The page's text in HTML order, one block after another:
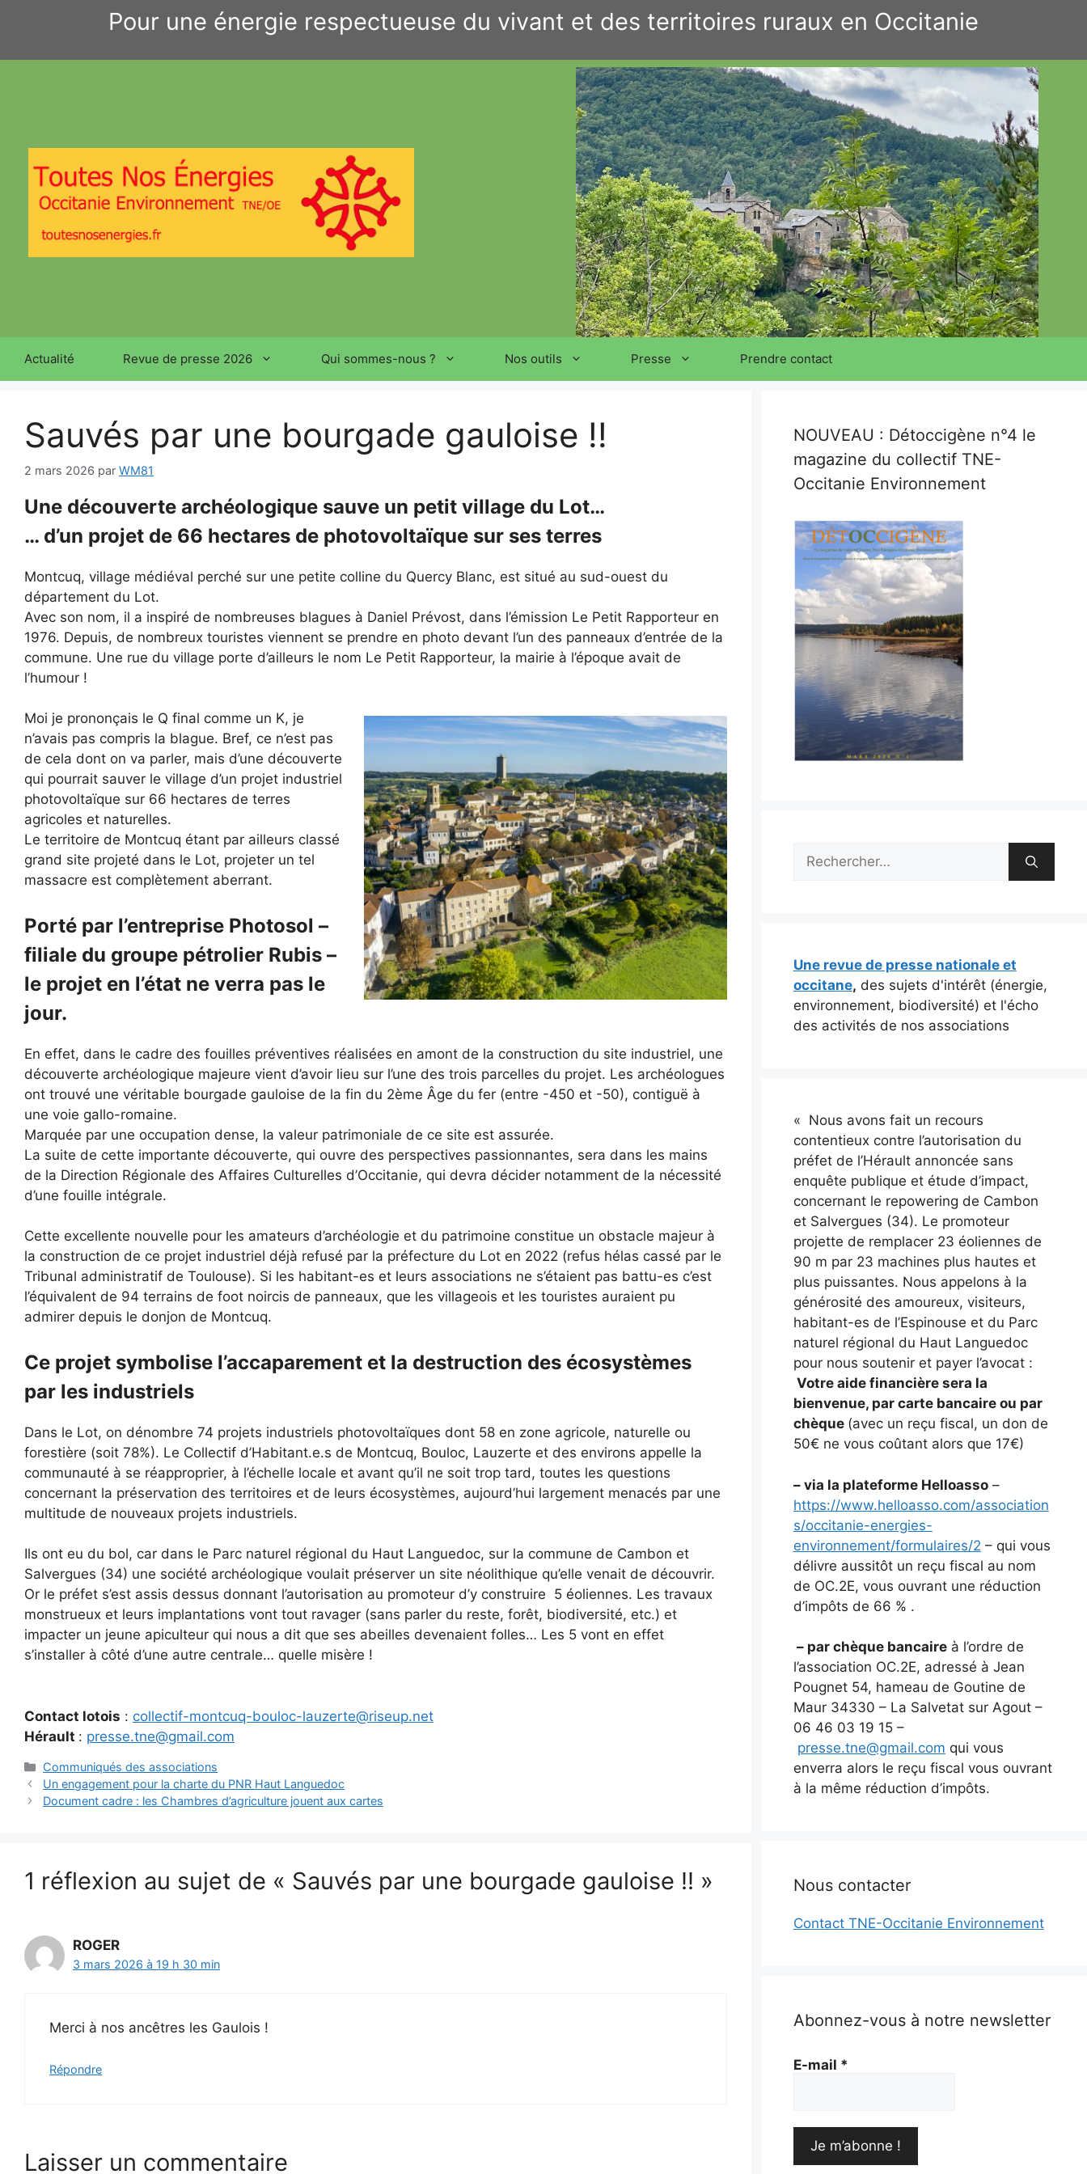
Pour une énergie respectueuse du vivant et des territoires ruraux en Occitanie
Actualité Revue de presse 2026 Qui sommes-nous ? Nos outils Presse Prendre contact
Sauvés par une bourgade gauloise !!
2 mars 2026 par WM81
Une découverte archéologique sauve un petit village du Lot…
… d’un projet de 66 hectares de photovoltaïque sur ses terres
Montcuq, village médiéval perché sur une petite colline du Quercy Blanc, est situé au sud-ouest du
département du Lot.
Avec son nom, il a inspiré de nombreuses blagues à Daniel Prévost, dans l’émission Le Petit Rapporteur en
1976. Depuis, de nombreux touristes viennent se prendre en photo devant l’un des panneaux d’entrée de la
commune. Une rue du village porte d’ailleurs le nom Le Petit Rapporteur, la mairie à l’époque avait de
l’humour !
Moi je prononçais le Q final comme un K, je
n’avais pas compris la blague. Bref, ce n’est pas
de cela dont on va parler, mais d’une découverte
qui pourrait sauver le village d’un projet industriel
photovoltaïque sur 66 hectares de terres
agricoles et naturelles.
Le territoire de Montcuq étant par ailleurs classé
grand site projeté dans le Lot, projeter un tel
massacre est complètement aberrant.
Porté par l’entreprise Photosol –
filiale du groupe pétrolier Rubis –
le projet en l’état ne verra pas le
jour.
En effet, dans le cadre des fouilles préventives réalisées en amont de la construction du site industriel, une
découverte archéologique majeure vient d’avoir lieu sur l’une des trois parcelles du projet. Les archéologues
ont trouvé une véritable bourgade gauloise de la fin du 2ème Âge du fer (entre -450 et -50), contiguë à
une voie gallo-romaine.
Marquée par une occupation dense, la valeur patrimoniale de ce site est assurée.
La suite de cette importante découverte, qui ouvre des perspectives passionnantes, sera dans les mains
de la Direction Régionale des Affaires Culturelles d’Occitanie, qui devra décider notamment de la nécessité
d’une fouille intégrale.
Cette excellente nouvelle pour les amateurs d’archéologie et du patrimoine constitue un obstacle majeur à
la construction de ce projet industriel déjà refusé par la préfecture du Lot en 2022 (refus hélas cassé par le
Tribunal administratif de Toulouse). Si les habitant-es et leurs associations ne s’étaient pas battu-es c’est
l’équivalent de 94 terrains de foot noircis de panneaux, que les villageois et les touristes auraient pu
admirer depuis le donjon de Montcuq.
Ce projet symbolise l’accaparement et la destruction des écosystèmes
par les industriels
Dans le Lot, on dénombre 74 projets industriels photovoltaïques dont 58 en zone agricole, naturelle ou
forestière (soit 78%). Le Collectif d’Habitant.e.s de Montcuq, Bouloc, Lauzerte et des environs appelle la
communauté à se réapproprier, à l’échelle locale et avant qu’il ne soit trop tard, toutes les questions
concernant la préservation des territoires et de leurs écosystèmes, aujourd’hui largement menacés par une
multitude de nouveaux projets industriels.
Ils ont eu du bol, car dans le Parc naturel régional du Haut Languedoc, sur la commune de Cambon et
Salvergues (34) une société archéologique voulait préserver un site néolithique qu’elle venait de découvrir.
Or le préfet s’est assis dessus donnant l’autorisation au promoteur d’y construire 5 éoliennes. Les travaux
monstrueux et leurs implantations vont tout ravager (sans parler du reste, forêt, biodiversité, etc.) et
impacter un jeune apiculteur qui nous a dit que ses abeilles devenaient folles… Les 5 vont en effet
s’installer à côté d’une autre centrale… quelle misère !
Contact lotois : collectif-montcuq-bouloc-lauzerte@riseup.net
Hérault : presse.tne@gmail.com
Catégories
Communiqués des associations
Un engagement pour la charte du PNR Haut Languedoc
Document cadre : les Chambres d’agriculture jouent aux cartes
1 réflexion au sujet de « Sauvés par une bourgade gauloise !! »
ROGER
3 mars 2026 à 19 h 30 min
Merci à nos ancêtres les Gaulois !
Répondre
Laisser un commentaire
NOUVEAU : Détoccigène n°4 le
magazine du collectif TNE-
Occitanie Environnement
Rechercher :
Une revue de presse nationale et
occitane, des sujets d'intérêt (énergie,
environnement, biodiversité) et l'écho
des activités de nos associations
« Nous avons fait un recours
contentieux contre l’autorisation du
préfet de l’Hérault annoncée sans
enquête publique et étude d’impact,
concernant le repowering de Cambon
et Salvergues (34). Le promoteur
projette de remplacer 23 éoliennes de
90 m par 23 machines plus hautes et
plus puissantes. Nous appelons à la
générosité des amoureux, visiteurs,
habitant-es de l’Espinouse et du Parc
naturel régional du Haut Languedoc
pour nous soutenir et payer l’avocat :
Votre aide financière sera la
bienvenue, par carte bancaire ou par
chèque (avec un reçu fiscal, un don de
50€ ne vous coûtant alors que 17€)
– via la plateforme Helloasso–
https://www.helloasso.com/association
s/occitanie-energies-
environnement/formulaires/2 – qui vous
délivre aussitôt un reçu fiscal au nom
de OC.2E, vous ouvrant une réduction
d’impôts de 66 % .
– par chèque bancaireà l’ordre de
l’association OC.2E, adressé à Jean
Pougnet 54, hameau de Goutine de
Maur 34330 – La Salvetat sur Agout –
06 46 03 19 15 –
presse.tne@gmail.com qui vous
enverra alors le reçu fiscal vous ouvrant
à la même réduction d’impôts.
Nous contacter
Contact TNE-Occitanie Environnement
Abonnez-vous à notre newsletter
E-mail *